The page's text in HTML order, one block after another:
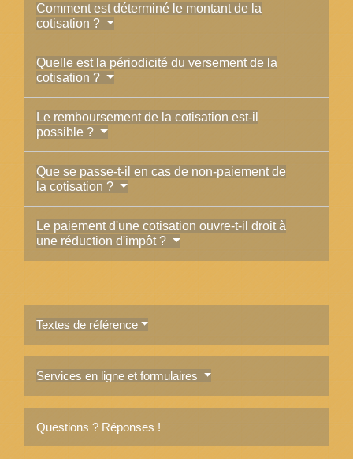
Comment est déterminé le montant de la
cotisation ?
Quelle est la périodicité du versement de la
cotisation ?
Le remboursement de la cotisation est-il
possible ?
Que se passe-t-il en cas de non-paiement de
la cotisation ?
Le paiement d'une cotisation ouvre-t-il droit à
une réduction d'impôt ?
Textes de référence
Services en ligne et formulaires
Questions ? Réponses !